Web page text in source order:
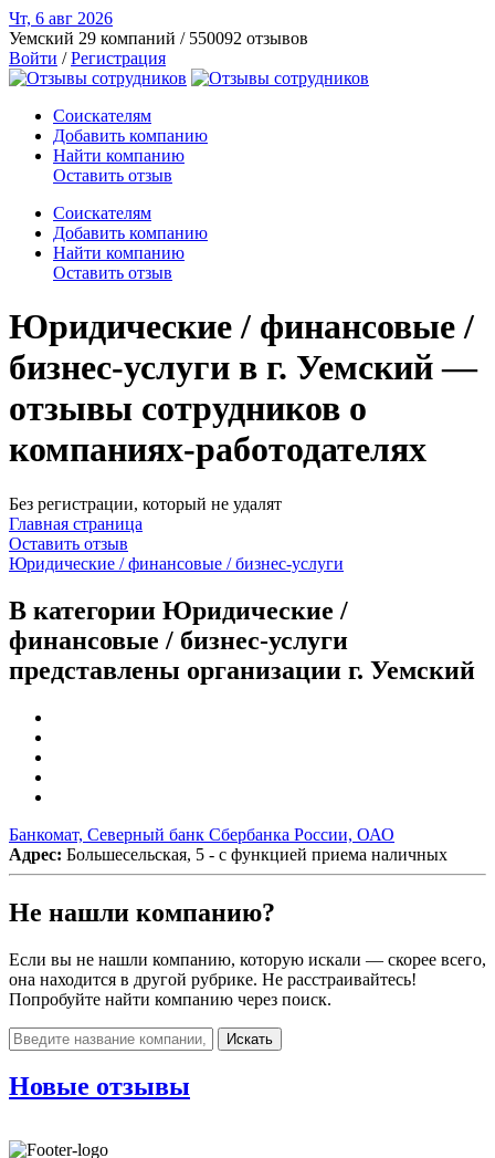
Чт, 6 авг 2026
Уемский 29 компаний / 550092 отзывов
Войти /Регистрация
Соискателям
Добавить компанию
Найти компанию
Оставить отзыв
Соискателям
Добавить компанию
Найти компанию
Оставить отзыв
Юридические / финансовые /
бизнес-услуги в г. Уемский —
отзывы сотрудников о
компаниях-работодателях
Без регистрации, который не удалят
Главная страница
Оставить отзыв
Юридические / финансовые / бизнес-услуги
В категории Юридические /
финансовые / бизнес-услуги
представлены организации г. Уемский
Банкомат, Северный банк Сбербанка России, ОАО
Адрес: Большесельская, 5 - с функцией приема наличных
Не нашли компанию?
Если вы не нашли компанию, которую искали — скорее всего,
она находится в другой рубрике. Не расстраивайтесь!
Попробуйте найти компанию через поиск.
Искать
Новые отзывы